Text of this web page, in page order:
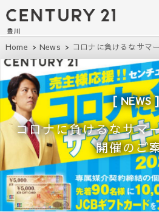
豊田市の中古
住宅・土地・
リノベ物件探
し｜センチュ
リー21豊川
建て・土地探しはセンチュリー21豊
川へ。豊田市内の最新物件情報を随
時更新中！駅近、建築条件無し、ペ
ット可、学区別など、お客様のこだ
わり条件に合わせて理想の物件を簡
単検索。
Home News コロナに負けるなサマ
NEWS
コロナに負けるなサマ
開催のご